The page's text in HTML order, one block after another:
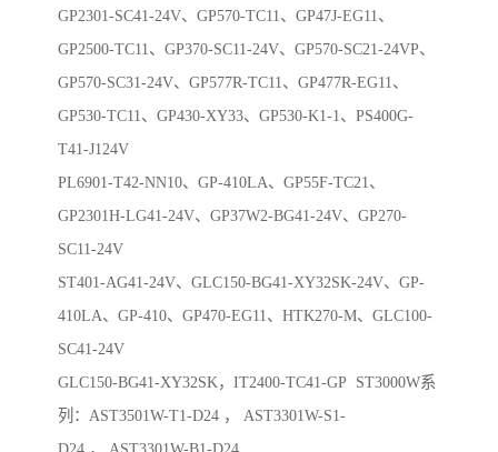
GP2301-SC41-24V、GP570-TC11、GP47J-EG11、
GP2500-TC11、GP370-SC11-24V、GP570-SC21-24VP、
GP570-SC31-24V、GP577R-TC11、GP477R-EG11、
GP530-TC11、GP430-XY33、GP530-K1-1、PS400G-
T41-J124V
PL6901-T42-NN10、GP-410LA、GP55F-TC21、
GP2301H-LG41-24V、GP37W2-BG41-24V、GP270-
SC11-24V
ST401-AG41-24V、GLC150-BG41-XY32SK-24V、GP-
410LA、GP-410、GP470-EG11、HTK270-M、GLC100-
SC41-24V
GLC150-BG41-XY32SK，IT2400-TC41-GP ST3000W系
列：AST3501W-T1-D24 ， AST3301W-S1-